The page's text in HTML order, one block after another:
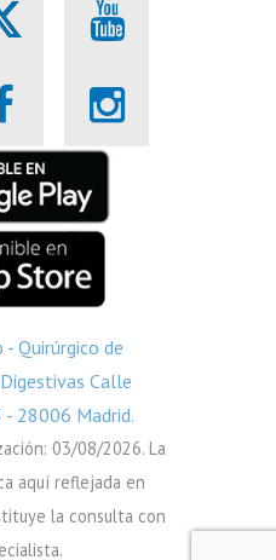
Quirúrgico de
Calle
- 28006 Madrid.
03/08/2026. La
aquí reflejada en
la consulta con